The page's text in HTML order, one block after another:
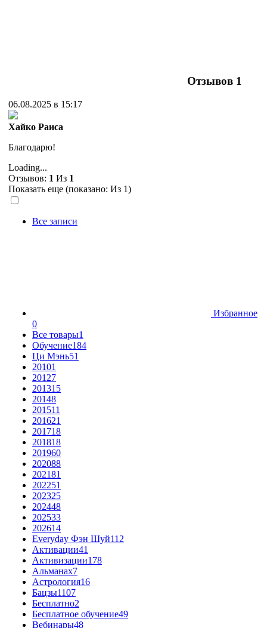
Отзывов 1
06.08.2025 в 15:17
Хайко Раиса
Благодарю!
Loading...
Отзывов: 1 Из 1
Показать еще (показано: Из 1)
Все записи
Избранное
0
Все товары1
Обучение184
Ци Мэнь51
20101
20127
201315
20148
201511
201621
201718
201818
201960
202088
202181
202251
202325
202448
202533
202614
Everyday Фэн Шуй112
Активации41
Активизации178
Альманах7
Астрология16
Бацзы1107
Бесплатно2
Бесплатное обучение49
Вебинары48